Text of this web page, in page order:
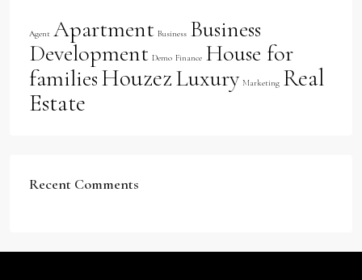
Agent Apartment Business Business
Development Demo Finance House for
familiesHouzezLuxury Marketing Real
Estate
Recent Comments